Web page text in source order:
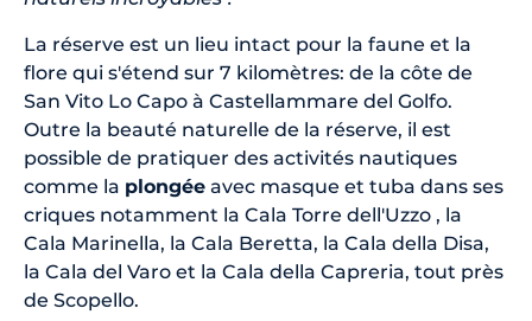
La réserve est un lieu intact pour la faune et la
flore qui s'étend sur 7 kilomètres: de la côte de
San Vito Lo Capo à Castellammare del Golfo.
Outre la beauté naturelle de la réserve, il est
possible de pratiquer des activités nautiques
comme la plongée avec masque et tuba dans ses
criques notamment la Cala Torre dell'Uzzo , la
Cala Marinella, la Cala Beretta, la Cala della Disa,
la Cala del Varo et la Cala della Capreria, tout près
de Scopello.